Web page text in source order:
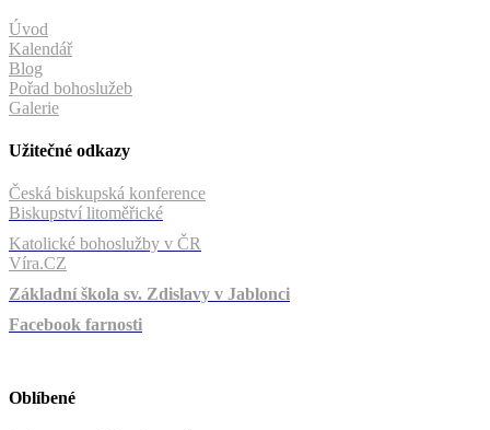
Úvod
Kalendář
Blog
Pořad bohoslužeb
Galerie
Užitečné odkazy
Česká biskupská konference
Biskupství litoměřické
Katolické bohoslužby v ČR
Víra.CZ
Základní škola sv. Zdislavy v Jablonci
Facebook farnosti
Oblíbené